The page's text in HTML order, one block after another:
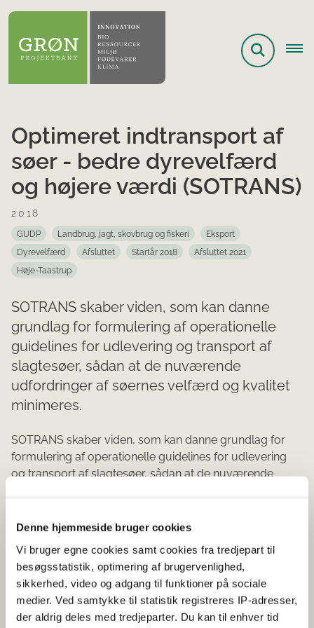
Denne hjemmeside bruger cookies
Vi bruger egne cookies samt cookies fra tredjepart til
besøgsstatistik, optimering af brugervenlighed,
sikkerhed, video og adgang til funktioner på sociale
medier. Ved samtykke til statistik registreres IP-adresser,
der aldrig deles med tredjeparter. Du kan til enhver tid
Optimeret indtransport af
søer - bedre dyrevelfærd
og højere værdi (SOTRANS)
2018
GUDP Landbrug, jagt, skovbrug og fiskeri
Eksport
Dyrevelfærd
Afsluttet Startår 2018
Afsluttet 2021
Høje-Taastrup
SOTRANS skaber viden, som kan danne
grundlag for formulering af operationelle
guidelines for udlevering og transport af
slagtesøer, sådan at de nuværende
udfordringer af søernes velfærd og kvalitet
minimeres.
SOTRANS skaber viden, som kan danne grundlag for
formulering af operationelle guidelines for udlevering
og transport af slagtesøer, sådan at de nuværende
men trods en betydelig sotransport har området ikke
involverer to forsøg, som kombinerer field trials og
interventionsdesigns for på samme tid at sikre relevans
og forskningshøjde. For at inkludere betydning af
klimatiske faktorer gennemføres forsøgene på flere
årstider. Blandt de faktorer, der undersøges systematisk,